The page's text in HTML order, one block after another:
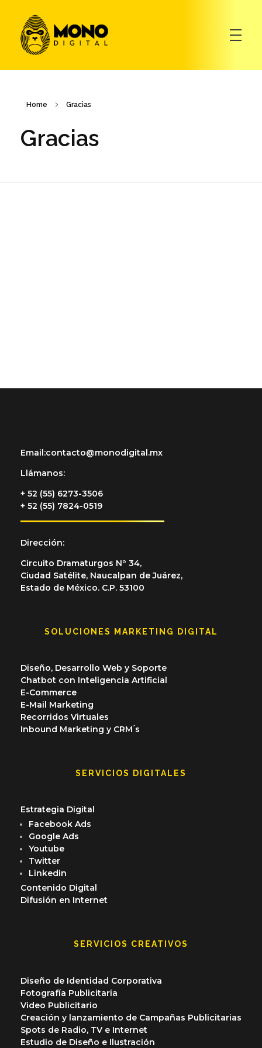
Home Gracias
Gracias
Email:contacto@monodigital.mx
Llámanos:
+ 52 (55) 6273-3506
+ 52 (55) 7824-0519
Dirección:
Circuito Dramaturgos Nº 34,
Ciudad Satélite, Naucalpan de Juárez,
Estado de México. C.P. 53100
SOLUCIONES MARKETING DIGITAL
Diseño, Desarrollo Web y Soporte
Chatbot con Inteligencia Artificial
E-Commerce
E-Mail Marketing
Recorridos Virtuales
Inbound Marketing y CRM ́s
SERVICIOS DIGITALES
Estrategia Digital
Facebook Ads
Google Ads
Youtube
Twitter
Linkedin
Contenido Digital
Difusión en Internet
SERVICIOS CREATIVOS
Diseño de Identidad Corporativa
Fotografía Publicitaria
Video Publicitario
Creación y lanzamiento de Campañas Publicitarias
Spots de Radio, TV e Internet
Estudio de Diseño e Ilustración